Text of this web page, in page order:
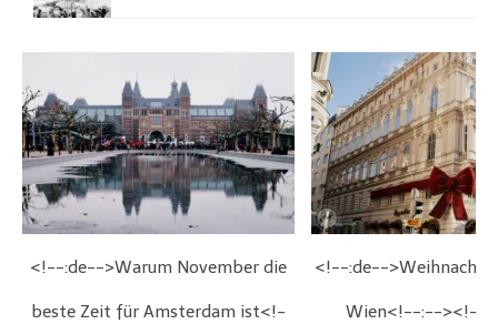
<!--:de-->Warum November die
beste Zeit für Amsterdam ist<!-
<!--:de--
Wien<!--:--><!--